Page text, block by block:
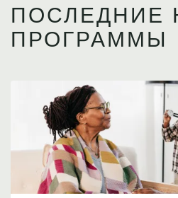
ПОСЛЕДНИЕ
ПРОГРАММЫ